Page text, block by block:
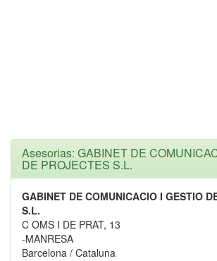
Asesorias: GABINET DE
DE PROJECTES S.L.
GABINET DE COMUNICACIO I GESTIO
S.L.
C OMS I DE PRAT, 13
-MANRESA
Barcelona / Cataluna